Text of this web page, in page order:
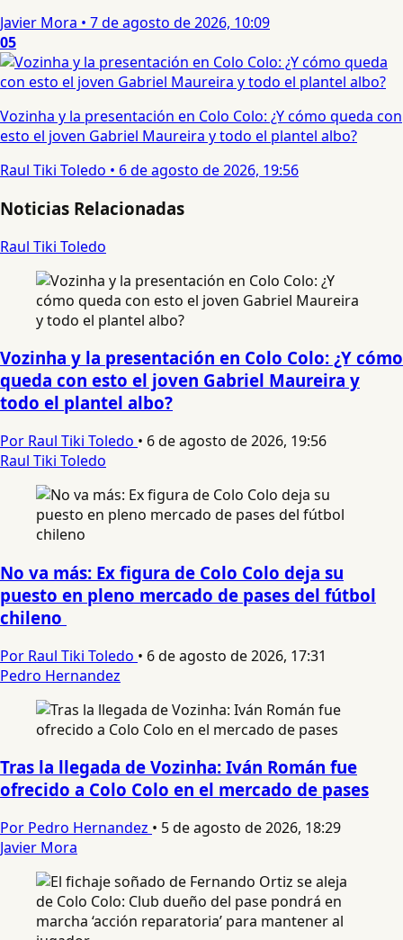
Javier Mora • 7 de agosto de 2026, 10:09
05
Vozinha y la presentación en Colo Colo: ¿Y cómo queda con
esto el joven Gabriel Maureira y todo el plantel albo?
Raul Tiki Toledo • 6 de agosto de 2026, 19:56
Noticias Relacionadas
Raul Tiki Toledo
Vozinha y la presentación en Colo Colo: ¿Y cómo
queda con esto el joven Gabriel Maureira y
todo el plantel albo?
Por Raul Tiki Toledo • 6 de agosto de 2026, 19:56
Raul Tiki Toledo
No va más: Ex figura de Colo Colo deja su
puesto en pleno mercado de pases del fútbol
chileno
Por Raul Tiki Toledo • 6 de agosto de 2026, 17:31
Pedro Hernandez
Tras la llegada de Vozinha: Iván Román fue
ofrecido a Colo Colo en el mercado de pases
Por Pedro Hernandez • 5 de agosto de 2026, 18:29
Javier Mora